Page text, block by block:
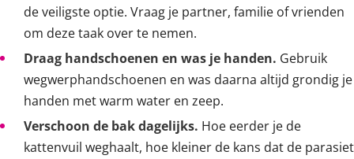
de veiligste optie. Vraag je partner, familie of vrienden
om deze taak over te nemen.
Draag handschoenen en was je handen. Gebruik
wegwerphandschoenen en was daarna altijd grondig je
handen met warm water en zeep.
Verschoon de bak dagelijks. Hoe eerder je de
kattenvuil weghaalt, hoe kleiner de kans dat de parasiet